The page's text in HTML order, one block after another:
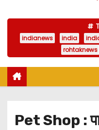
indianews india
rohtaknews
Pet Shop :